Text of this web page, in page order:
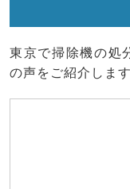
東京で掃除機の処
の声をご紹介します